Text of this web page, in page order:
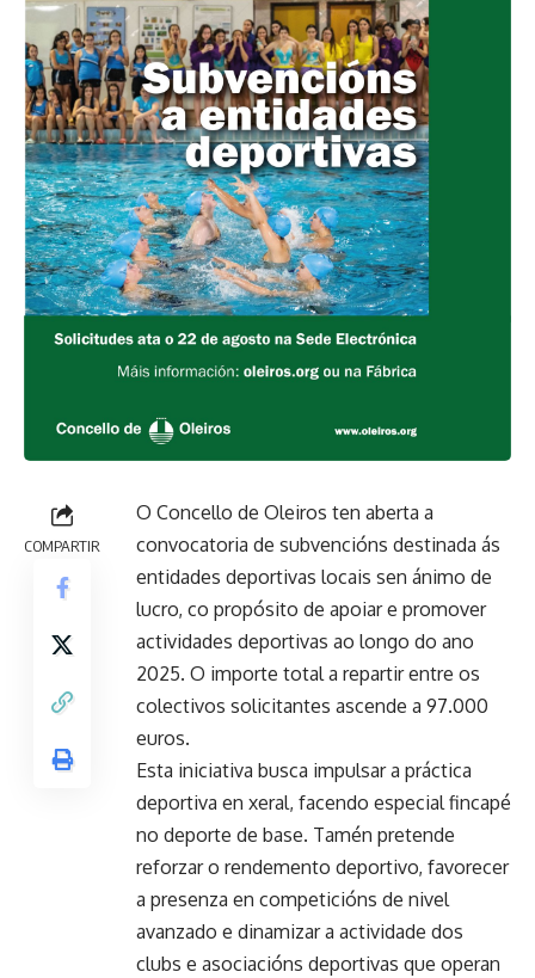
COMPARTIR
O Concello de Oleiros ten aberta a
convocatoria de subvencións destinada ás
entidades deportivas locais sen ánimo de
lucro, co propósito de apoiar e promover
actividades deportivas ao longo do ano
2025. O importe total a repartir entre os
colectivos solicitantes ascende a 97.000
euros.
Esta iniciativa busca impulsar a práctica
deportiva en xeral, facendo especial fincapé
no deporte de base. Tamén pretende
reforzar o rendemento deportivo, favorecer
a presenza en competicións de nivel
avanzado e dinamizar a actividade dos
clubs e asociacións deportivas que operan